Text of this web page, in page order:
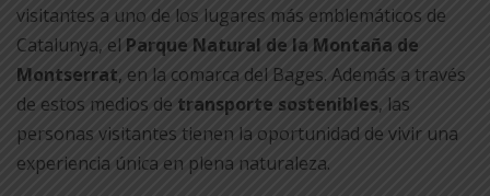
visitantes a uno de los lugares más emblemáticos de
Catalunya, el Parque Natural de la Montaña de
Montserrat, en la comarca del Bages. Además a través
de estos medios de transporte sostenibles, las
personas visitantes tienen la oportunidad de vivir una
experiencia única en plena naturaleza.